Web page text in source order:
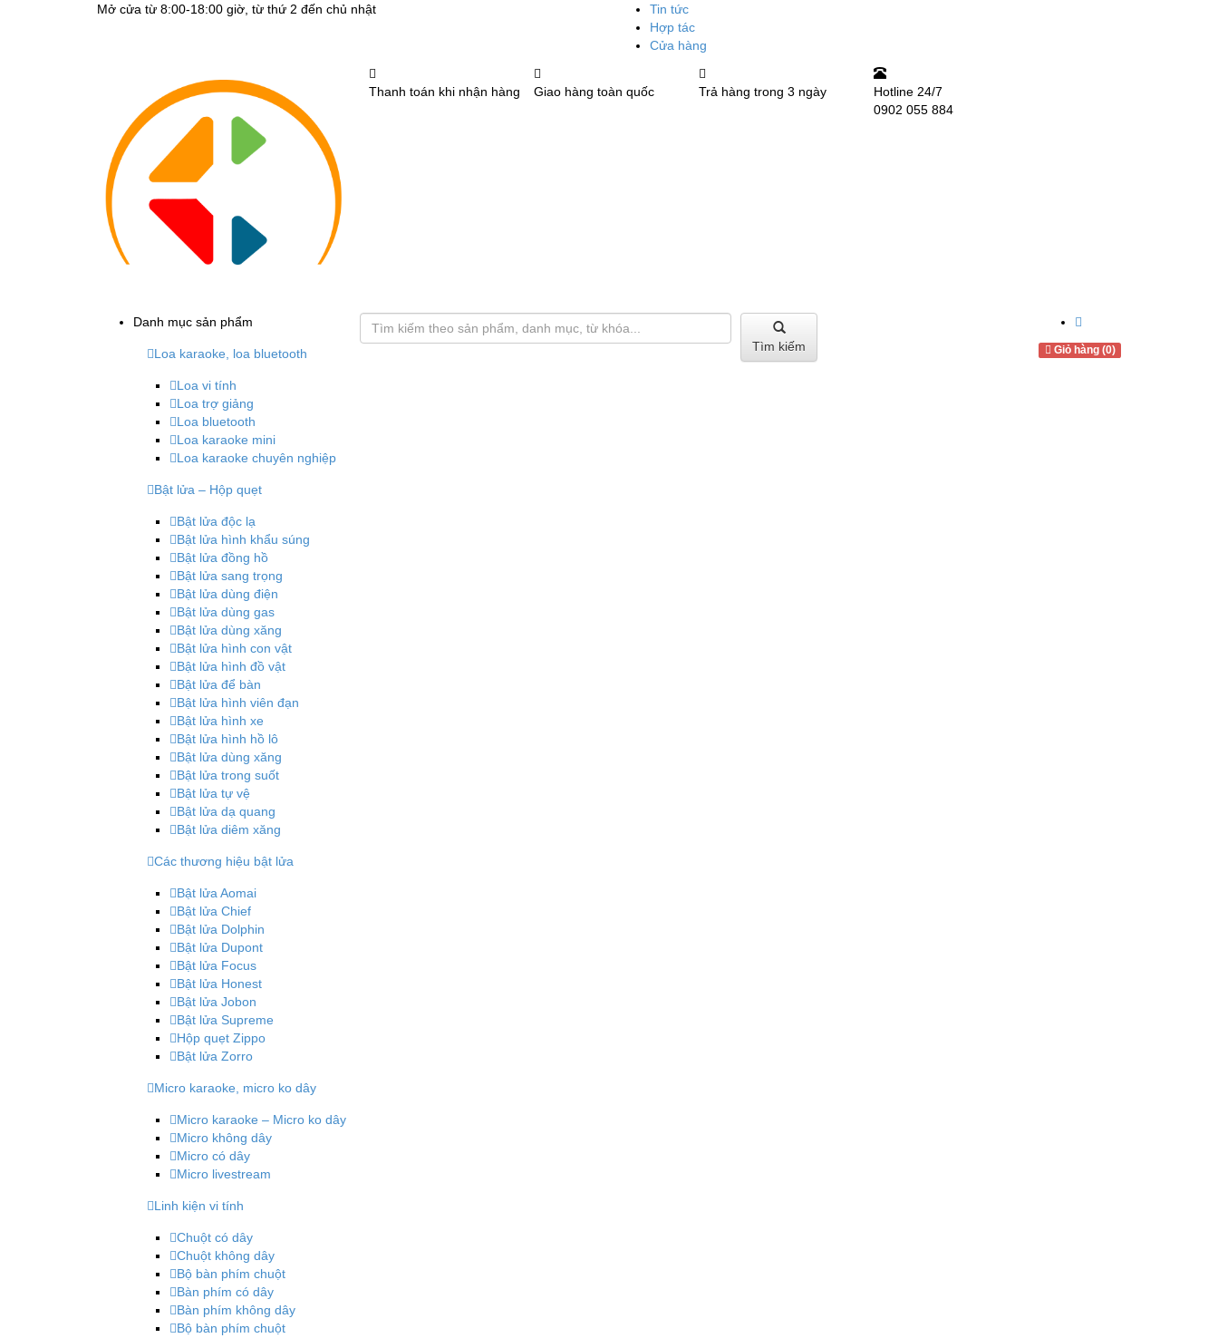
Mở cửa từ 8:00-18:00 giờ, từ thứ 2 đến chủ nhật
Tin tức
Hợp tác
Cửa hàng
Thanh toán khi nhận hàng Giao hàng toàn quốc Trả hàng trong 3 ngày Hotline 24/7
0902 055 884
Danh mục sản phẩm
Loa karaoke, loa bluetooth
Loa vi tính
Loa trợ giảng
Loa bluetooth
Loa karaoke mini
Loa karaoke chuyên nghiệp
Bật lửa – Hộp quẹt
Bật lửa độc lạ
Bật lửa hình khẩu súng
Bật lửa đồng hồ
Bật lửa sang trọng
Bật lửa dùng điện
Bật lửa dùng gas
Bật lửa dùng xăng
Bật lửa hình con vật
Bật lửa hình đồ vật
Bật lửa để bàn
Bật lửa hình viên đạn
Bật lửa hình xe
Bật lửa hình hồ lô
Bật lửa dùng xăng
Bật lửa trong suốt
Bật lửa tự vệ
Bật lửa dạ quang
Bật lửa diêm xăng
Các thương hiệu bật lửa
Bật lửa Aomai
Bật lửa Chief
Bật lửa Dolphin
Bật lửa Dupont
Bật lửa Focus
Bật lửa Honest
Bật lửa Jobon
Bật lửa Supreme
Hộp quẹt Zippo
Bật lửa Zorro
Micro karaoke, micro ko dây
Micro karaoke – Micro ko dây
Micro không dây
Micro có dây
Micro livestream
Linh kiện vi tính
Chuột có dây
Chuột không dây
Bộ bàn phím chuột
Bàn phím có dây
Bàn phím không dây
Bộ bàn phím chuột
Tìm kiếm Giỏ hàng (0)